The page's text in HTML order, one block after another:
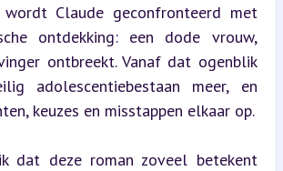
wordt Claude geconfronteerd met
ontdekking: een dode vrouw,
ontbreekt. Vanaf dat ogenblik
adolescentiebestaan meer, en
keuzes en misstappen elkaar op.
dat deze roman zoveel betekent